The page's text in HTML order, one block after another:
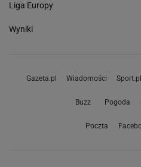
Liga Europy
Wyniki
Gazeta.pl Wiadomości Sport.pl
Buzz Pogoda
Poczta